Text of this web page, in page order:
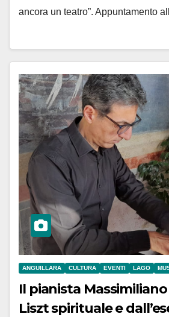
ancora un teatro”. Appuntamento
ANGUILLARA CULTURA EVENTI LAGO
Il pianista Massimiliano
Liszt spirituale e